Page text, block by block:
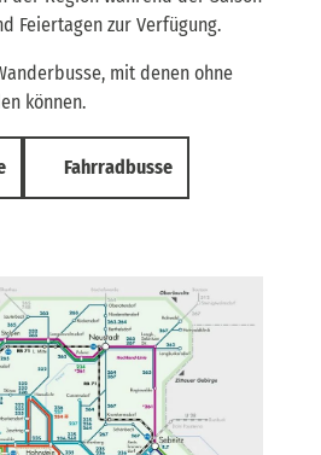
Feiertagen zur Verfügung.
mit denen ohne
können.
Fahrradbusse